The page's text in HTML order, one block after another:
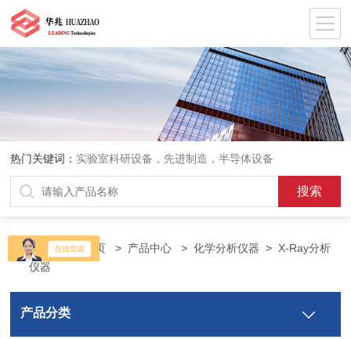
热门关键词： 实验室科研设备，先进制造，半导体设备
当前位置：首页 > 产品中心 >化学分析仪器 > X-Ray分析
仪器
产品分类